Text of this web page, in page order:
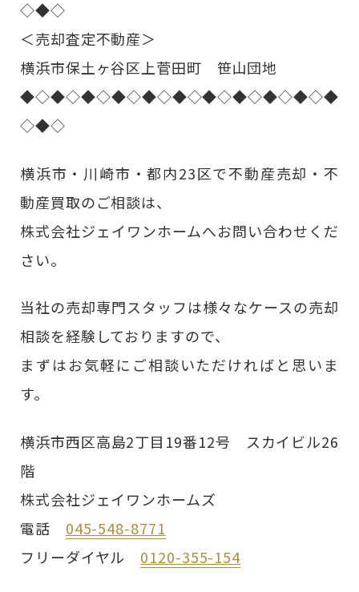
◇◆◇
＜売却査定不動産＞
横浜市保土ヶ谷区上菅田町 笹山団地
◆◇◆◇◆◇◆◇◆◇◆◇◆◇◆◇◆◇◆◇◆
◇◆◇
横浜市・川崎市・都内23区で不動産売却・不
動産買取のご相談は、
株式会社ジェイワンホームへお問い合わせくだ
さい。
当社の売却専門スタッフは様々なケースの売却
相談を経験しておりますので、
まずはお気軽にご相談いただければと思いま
す。
横浜市西区高島2丁目19番12号 スカイビル26
階
株式会社ジェイワンホームズ
電話 045-548-8771
フリーダイヤル 0120-355-154